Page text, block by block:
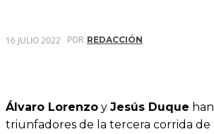
16 JULIO 2022 POR REDACCIÓN
Álvaro Lorenzo y Jesús Duque
triunfadores de la tercera corrida de